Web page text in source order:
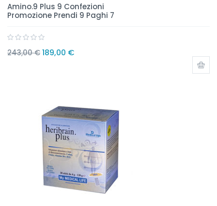
Amino.9 Plus 9 Confezioni
Promozione Prendi 9 Paghi 7
243,00€189,00 €